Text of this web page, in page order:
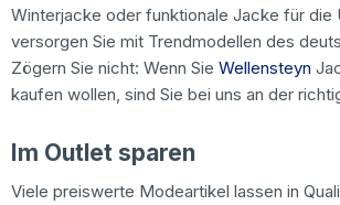
Winterjacke oder funktionale Jacke für die
versorgen Sie mit Trendmodellen des
Zögern Sie nicht: Wenn Sie Wellensteyn
kaufen wollen, sind Sie bei uns an der
Im Outlet sparen
Viele preiswerte Modeartikel lassen in